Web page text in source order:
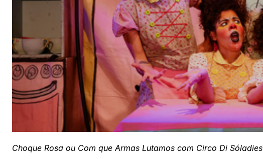
Choque Rosa ou Com que Armas Lutamos com Circo Di Sóladies